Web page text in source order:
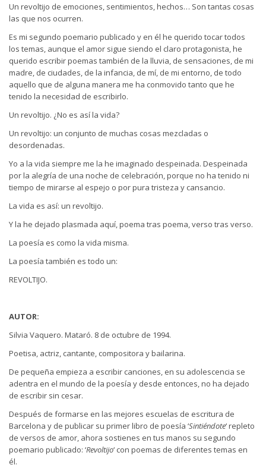
Un revoltijo de emociones, sentimientos, hechos… Son tantas cosas
las que nos ocurren.
Es mi segundo poemario publicado y en él he querido tocar todos
los temas, aunque el amor sigue siendo el claro protagonista, he
querido escribir poemas también de la lluvia, de sensaciones, de mi
madre, de ciudades, de la infancia, de mí, de mi entorno, de todo
aquello que de alguna manera me ha conmovido tanto que he
tenido la necesidad de escribirlo.
Un revoltijo. ¿No es así la vida?
Un revoltijo: un conjunto de muchas cosas mezcladas o
desordenadas.
Yo a la vida siempre me la he imaginado despeinada. Despeinada
por la alegría de una noche de celebración, porque no ha tenido ni
tiempo de mirarse al espejo o por pura tristeza y cansancio.
La vida es así: un revoltijo.
Y la he dejado plasmada aquí, poema tras poema, verso tras verso.
La poesía es como la vida misma.
La poesía también es todo un:
REVOLTIJO.
AUTOR:
Silvia Vaquero. Mataró. 8 de octubre de 1994.
Poetisa, actriz, cantante, compositora y bailarina.
De pequeña empieza a escribir canciones, en su adolescencia se
adentra en el mundo de la poesía y desde entonces, no ha dejado
de escribir sin cesar.
Después de formarse en las mejores escuelas de escritura de
Barcelona y de publicar su primer libro de poesía ‘Sintiéndote‘ repleto
de versos de amor, ahora sostienes en tus manos su segundo
poemario publicado: ‘Revoltijo‘ con poemas de diferentes temas en
él.